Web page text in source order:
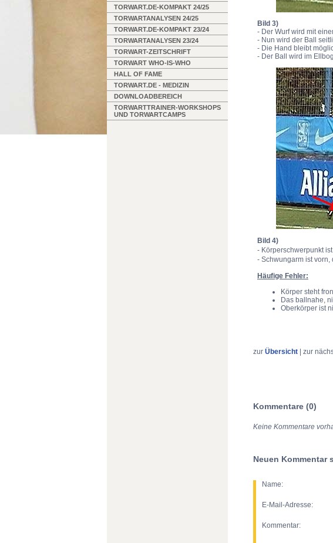
TORWART.DE-KOMPAKT 24/25
TORWARTANALYSEN 24/25
TORWART.DE-KOMPAKT 23/24
TORWARTANALYSEN 23/24
TORWART-ZEITSCHRIFT
TORWART WHO-IS-WHO
HALL OF FAME
TORWART.DE - MEDIZIN
DOWNLOADBEREICH
TORWARTTRAINER-WORKSHOPS
UND TORWARTCAMPS
Bild 3)
- Der Wurf wird mit
- Nun wird der Ball
- Die Hand bleibt
- Der Ball wird im
Bild 4)
- Körperschwerpunkt
- Schwungarm ist
Häufige Fehler:
Körper steht
Das ballnahe,
Oberkörper ist
zur Übersicht | zur
Kommentare (0)
Keine Kommentare
Neuen Kommentar
Name:
E-Mail-Adresse:
Kommentar: